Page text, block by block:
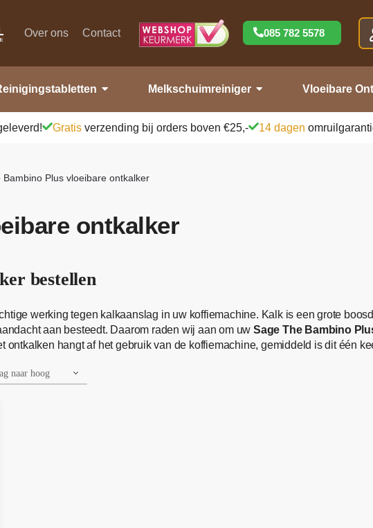
Over ons Contact 085 782 5578
Melkschuimreiniger Vloeibare
Gratis verzending bij orders boven €25,- 14 dagen
Bambino Plus vloeibare ontkalker
ontkalker
bestellen
werking tegen kalkaanslag in uw koffiemachine. Kalk is een grote
aan besteedt. Daarom raden wij aan om uw Sage The Bambino
hangt af het gebruik van de koffiemachine, gemiddeld is dit één